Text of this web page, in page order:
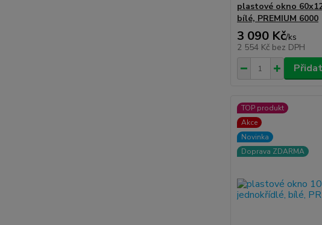
plastové okno
bílé, PREMIUM 6000
3 090 Kč/ks
2 554 Kč bez DPH
TOP produkt
Akce
Novinka
Doprava ZDARMA